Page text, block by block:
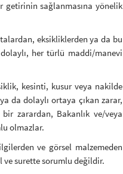
sağlanmasına yönelik
eksikliklerden ya da bu
her türlü maddi/manevi
kesinti, kusur veya nakilde
da dolaylı ortaya çıkan zarar,
zarardan, Bakanlık ve/veya
olmazlar.
ve görsel malzemeden
surette sorumlu değildir.